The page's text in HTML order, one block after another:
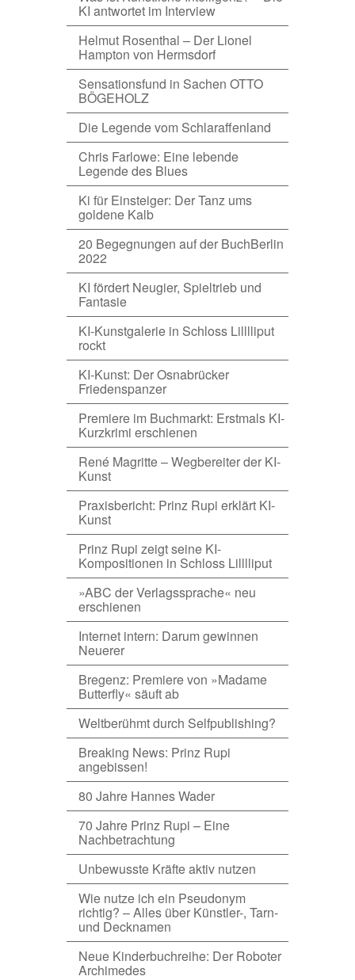
KI antwortet im Interview
Helmut Rosenthal – Der Lionel
Hampton von Hermsdorf
Sensationsfund in Sachen OTTO
BÖGEHOLZ
Die Legende vom Schlaraffenland
Chris Farlowe: Eine lebende
Legende des Blues
Ki für Einsteiger: Der Tanz ums
goldene Kalb
20 Begegnungen auf der BuchBerlin
2022
KI fördert Neugier, Spieltrieb und
Fantasie
KI-Kunstgalerie in Schloss Lilllliput
rockt
KI-Kunst: Der Osnabrücker
Friedenspanzer
Premiere im Buchmarkt: Erstmals KI-
Kurzkrimi erschienen
René Magritte – Wegbereiter der KI-
Kunst
Praxisbericht: Prinz Rupi erklärt KI-
Kunst
Prinz Rupi zeigt seine KI-
Kompositionen in Schloss Lilllliput
»ABC der Verlagssprache« neu
erschienen
Internet intern: Darum gewinnen
Neuerer
Bregenz: Premiere von »Madame
Butterfly« säuft ab
Weltberühmt durch Selfpublishing?
Breaking News: Prinz Rupi
angebissen!
80 Jahre Hannes Wader
70 Jahre Prinz Rupi – Eine
Nachbetrachtung
Unbewusste Kräfte aktiv nutzen
Wie nutze ich ein Pseudonym
richtig? – Alles über Künstler-, Tarn-
und Decknamen
Neue Kinderbuchreihe: Der Roboter
Archimedes